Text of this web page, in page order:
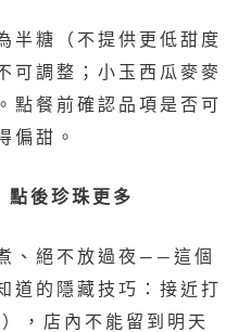
半糖（不提供更低甜度
可調整；小玉西瓜麥麥
點餐前確認品項是否可
偏甜。
後珍珠更多
、絕不放過夜——這個
道的隱藏技巧：接近打
，店內不能留到明天